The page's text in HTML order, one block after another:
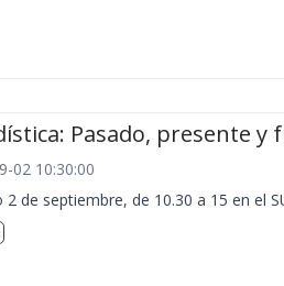
Pasado, presente y
02 10:30:00
2 de septiembre, de 10.30 a 15 en el